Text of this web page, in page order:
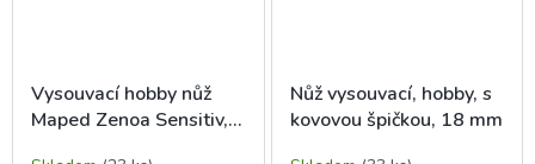
Vysouvací hobby nůž
Maped Zenoa Sensitiv,
Nůž vysouvací, hobby, s
kovovou špičkou, 18 mm